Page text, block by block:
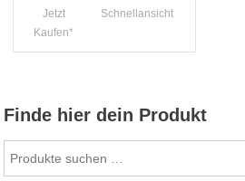
Jetzt
Kaufen*
Schnellansicht
Finde hier dein Produkt
nach: